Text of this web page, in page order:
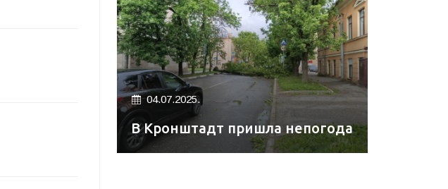
04.07.2025.
В Кронштадт пришла непогода